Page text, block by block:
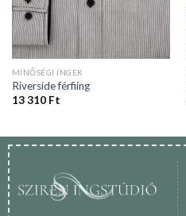
MINŐSÉGI INGEK
Riverside férfiing
13 310 Ft